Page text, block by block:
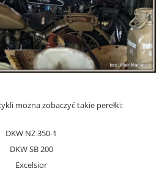
można zobaczyć takie perełki:
DKW NZ 350-1
DKW SB 200
Excelsior